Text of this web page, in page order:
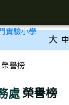
大 中
榮譽榜
處榮譽榜